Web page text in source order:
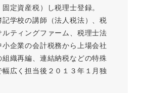
定資産税）し税理士登録。
学校の講師（法人税法）、税
ルティングファーム、税理士法
小企業の会計税務から上場会社
組織再編、連結納税などの特殊
幅広く担当後２０１３年１月独